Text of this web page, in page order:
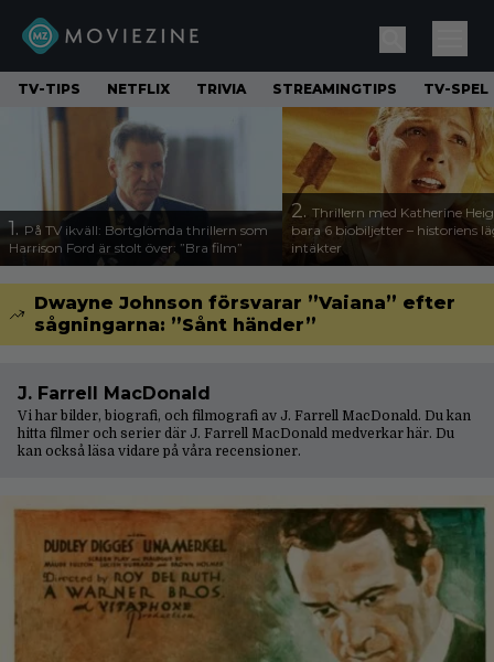
TV-TIPS NETFLIX TRIVIA STREAMINGTIPS TV-SPEL
1. På TV ikväll: Bortglömda thrillern som
Harrison Ford är stolt över: ”Bra film”
2. Thrillern med Katherine
bara 6 biobiljetter – historiens
intäkter
Dwayne Johnson försvarar ”Vaiana” efter
sågningarna: ”Sånt händer”
J. Farrell MacDonald
Vi har bilder, biografi, och filmografi av J. Farrell MacDonald. Du kan
hitta filmer och serier där J. Farrell MacDonald medverkar här. Du
kan också läsa vidare på våra recensioner.